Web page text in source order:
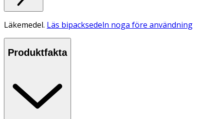
Läkemedel. Läs bipacksedeln noga före användning
Produktfakta